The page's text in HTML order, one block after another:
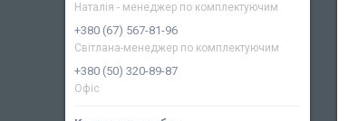
Наталія - менеджер по комплектуючим
+380 (67) 567-81-96
Світлана-менеджер по комплектуючим
+380 (50) 320-89-87
Офіс